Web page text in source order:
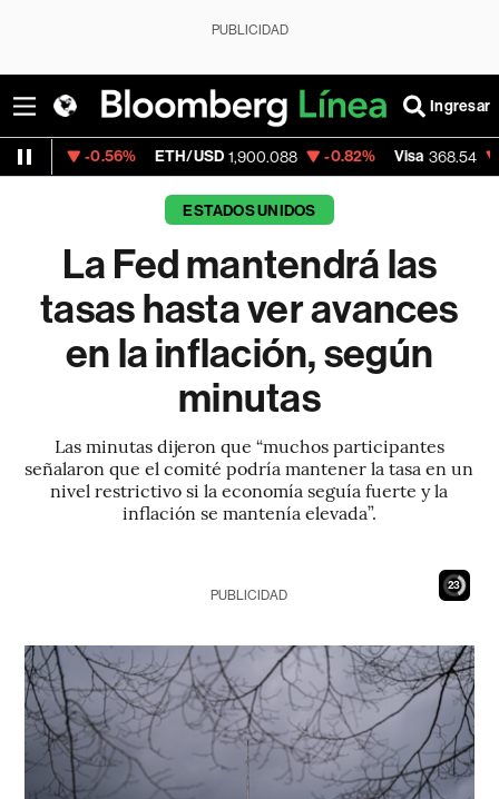
PUBLICIDAD
Ingresar
ETH/USD 1,900.088 -0.82% Visa 368.54 -0.28%
ESTADOS UNIDOS
La Fed mantendrá las
tasas hasta ver avances
en la inflación, según
minutas
Las minutas dijeron que “muchos participantes
señalaron que el comité podría mantener la tasa en un
nivel restrictivo si la economía seguía fuerte y la
inflación se mantenía elevada”.
21
PUBLICIDAD